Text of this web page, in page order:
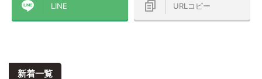
LINE URLコピー
新着一覧